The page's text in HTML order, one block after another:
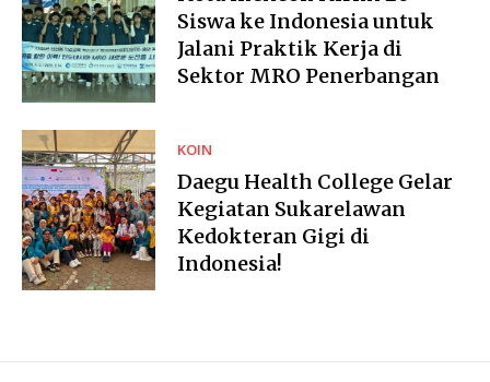
Siswa ke Indonesia untuk
Jalani Praktik Kerja di
Sektor MRO Penerbangan
KOIN
Daegu Health College Gelar
Kegiatan Sukarelawan
Kedokteran Gigi di
Indonesia!